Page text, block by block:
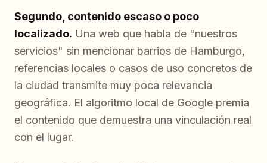
Segundo, contenido escaso o poco
localizado. Una web que habla de "nuestros
servicios" sin mencionar barrios de Hamburgo,
referencias locales o casos de uso concretos de
la ciudad transmite muy poca relevancia
geográfica. El algoritmo local de Google premia
el contenido que demuestra una vinculación real
con el lugar.